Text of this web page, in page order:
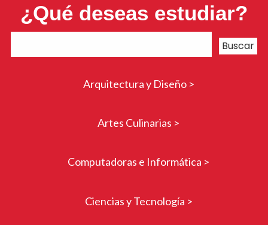
¿Qué deseas estudiar?
Arquitectura y Diseño >
Artes Culinarias >
Computadoras e Informática >
Ciencias y Tecnología >